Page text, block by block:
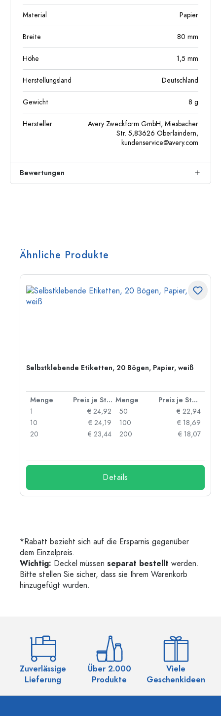
Material Papier
Breite 80 mm
Höhe 1,5 mm
Herstellungsland Deutschland
Gewicht 8 g
Hersteller
Avery Zweckform GmbH, Miesbacher
Str. 5,83626 Oberlaindern,
kundenservice@avery.com
Bewertungen
Ähnliche Produkte
Selbstklebende Etiketten, 20 Bögen, Papier, weiß
Menge Preis je Stück Menge
Preis je Stück
1
€ 24,92
10
€ 24,19
20
€ 23,44
50
€ 22,94
100
€ 18,69
200
€ 18,07
Details
*Rabatt bezieht sich auf die Ersparnis gegenüber
dem Einzelpreis.
Wichtig: Deckel müssen separat bestellt werden.
Bitte stellen Sie sicher, dass sie Ihrem Warenkorb
hinzugefügt wurden.
Zuverlässige
Lieferung
Über 2.000
Produkte
Viele
Geschenkideen